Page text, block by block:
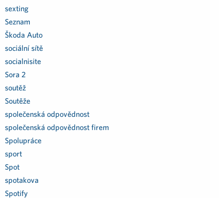
sexting
Seznam
Škoda Auto
sociální sítě
socialnisite
Sora 2
soutěž
Soutěže
společenská odpovědnost
společenská odpovědnost firem
Spolupráce
sport
Spot
spotakova
Spotify